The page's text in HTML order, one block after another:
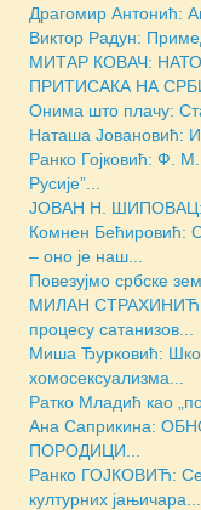
Драгомир Антонић:
Виктор Радун:
МИТАР КОВАЧ:
ПРИТИСАКА НА
Онима што плачу:
Наташа
Ранко Гојковић: Ф.
Русије”...
ЈОВАН Н. ШИПОВАЦ:
Комнен Бећировић:
– оно је наш...
Повезујмо србске
МИЛАН СТРАХИНИЋ:
процесу сатанизов...
Миша Ђурковић:
хомосексуализма...
Ратко Младић као
Ана Саприкина:
ПОРОДИЦИ...
Ранко ГОЈКОВИЋ:
културних јањичара...